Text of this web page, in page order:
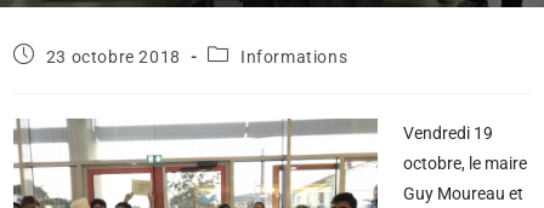
23 octobre 2018 Informations
Vendredi 19
octobre, le maire
Guy Moureau et